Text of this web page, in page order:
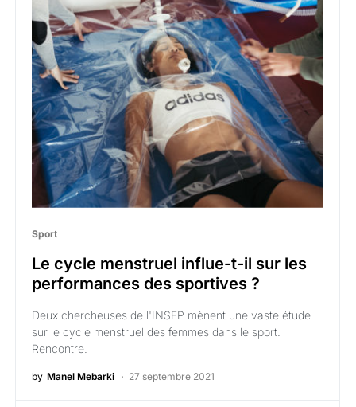
Sport
Le cycle menstruel influe-t-il sur les
performances des sportives ?
Deux chercheuses de l'INSEP mènent une vaste étude
sur le cycle menstruel des femmes dans le sport.
Rencontre.
by Manel Mebarki 27 septembre 2021